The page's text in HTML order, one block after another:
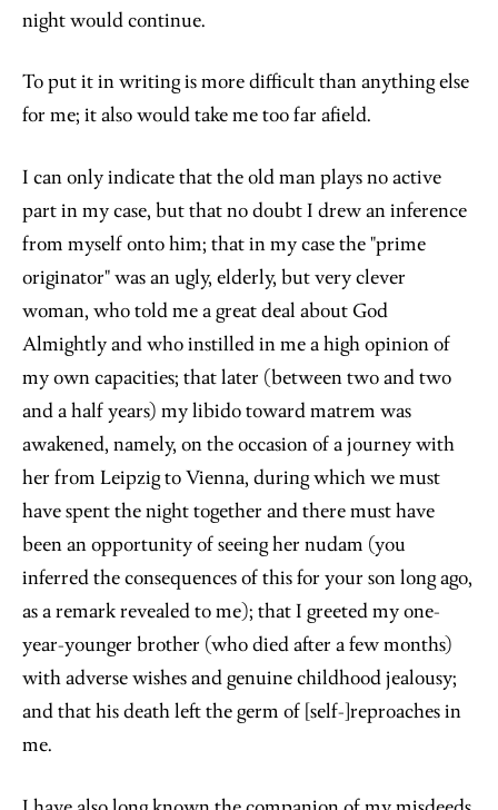
night would continue.
To put it in writing is more difficult than anything else
for me; it also would take me too far afield.
I can only indicate that the old man plays no active
part in my case, but that no doubt I drew an inference
from myself onto him; that in my case the "prime
originator" was an ugly, elderly, but very clever
woman, who told me a great deal about God
Almightly and who instilled in me a high opinion of
my own capacities; that later (between two and two
and a half years) my libido toward matrem was
awakened, namely, on the occasion of a journey with
her from Leipzig to Vienna, during which we must
have spent the night together and there must have
been an opportunity of seeing her nudam (you
inferred the consequences of this for your son long ago,
as a remark revealed to me); that I greeted my one-
year-younger brother (who died after a few months)
with adverse wishes and genuine childhood jealousy;
and that his death left the germ of [self-]reproaches in
me.